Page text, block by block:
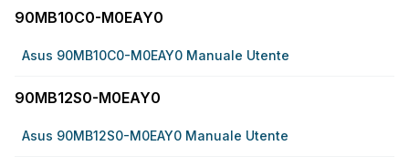
90MB10C0-M0EAY0
Asus 90MB10C0-M0EAY0 Manuale Utente
90MB12S0-M0EAY0
Asus 90MB12S0-M0EAY0 Manuale Utente